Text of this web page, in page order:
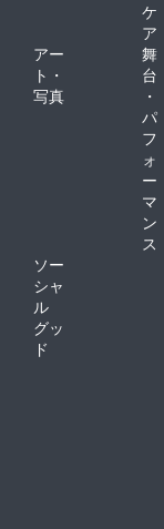
ケ
ア
アー
ト・
写真
舞
台
・
パ
フ
ォ
ー
マ
ン
ス
ソー
シャ
ル
グッ
ド